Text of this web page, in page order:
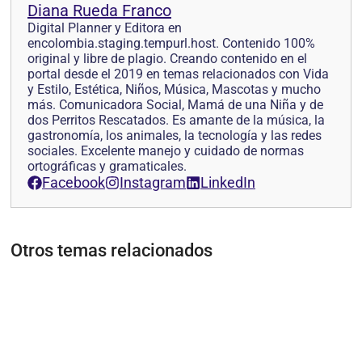
Diana Rueda Franco
Digital Planner y Editora en
encolombia.staging.tempurl.host. Contenido 100%
original y libre de plagio. Creando contenido en el
portal desde el 2019 en temas relacionados con Vida
y Estilo, Estética, Niños, Música, Mascotas y mucho
más. Comunicadora Social, Mamá de una Niña y de
dos Perritos Rescatados. Es amante de la música, la
gastronomía, los animales, la tecnología y las redes
sociales. Excelente manejo y cuidado de normas
ortográficas y gramaticales.
Facebook Instagram LinkedIn
Otros temas relacionados